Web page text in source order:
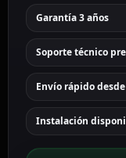
Garantía 3 años
Soporte técnico
Envío rápido
Instalación